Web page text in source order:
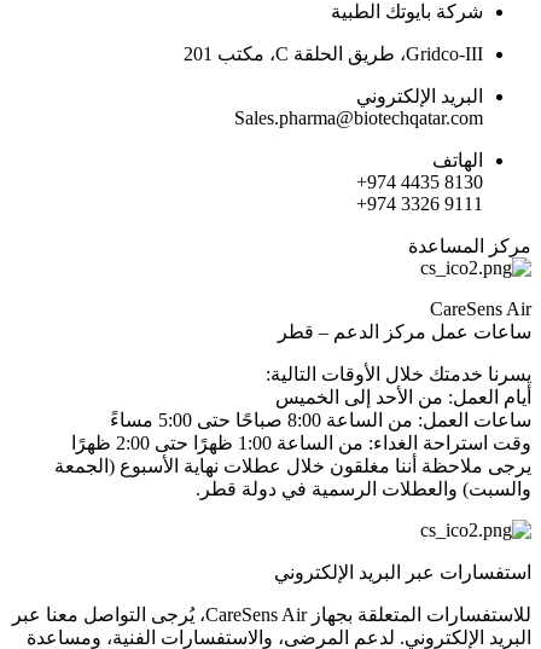
شركة بايوتك الطبية
Gridco-III، طريق الحلقة C، مكتب 201
البريد الإلكتروني
Sales.pharma@biotechqatar.com
الهاتف
+974 4435 8130
+974 3326 9111
مركز المساعدة
CareSens Air
ساعات عمل مركز الدعم – قطر
يسرنا خدمتك خلال الأوقات التالية:
أيام العمل: من الأحد إلى الخميس
ساعات العمل: من الساعة 8:00 صباحًا حتى 5:00 مساءً
وقت استراحة الغداء: من الساعة 1:00 ظهرًا حتى 2:00 ظهرًا
يرجى ملاحظة أننا مغلقون خلال عطلات نهاية الأسبوع (الجمعة
والسبت) والعطلات الرسمية في دولة قطر.
استفسارات عبر البريد الإلكتروني
للاستفسارات المتعلقة بجهاز CareSens Air، يُرجى التواصل معنا عبر
البريد الإلكتروني. لدعم المرضى، والاستفسارات الفنية، ومساعدة